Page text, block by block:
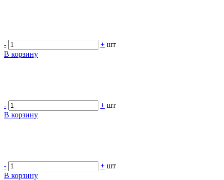
-
+ шт
В корзину
-
+ шт
В корзину
-
+ шт
В корзину